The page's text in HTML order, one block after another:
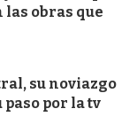
las obras que
su noviazgo
por la tv